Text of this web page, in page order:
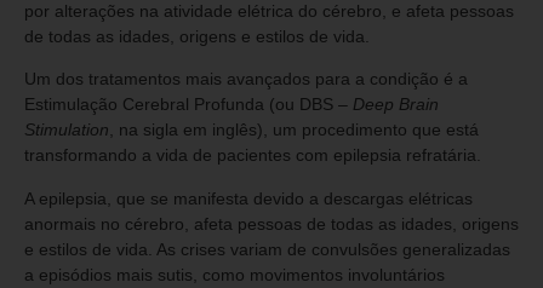
por alterações na atividade elétrica do cérebro, e afeta pessoas
de todas as idades, origens e estilos de vida.
Um dos tratamentos mais avançados para a condição é a
Estimulação Cerebral Profunda (ou DBS – Deep Brain
Stimulation, na sigla em inglês), um procedimento que está
transformando a vida de pacientes com epilepsia refratária.
A epilepsia, que se manifesta devido a descargas elétricas
anormais no cérebro, afeta pessoas de todas as idades, origens
e estilos de vida. As crises variam de convulsões generalizadas
a episódios mais sutis, como movimentos involuntários